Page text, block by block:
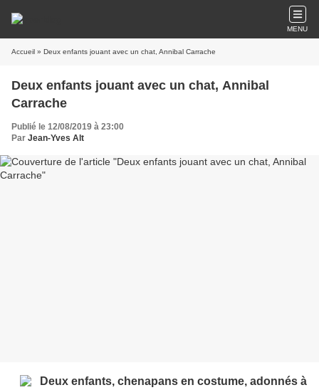
MENU
Accueil » Deux enfants jouant avec un chat, Annibal Carrache
Deux enfants jouant avec un chat, Annibal
Carrache
Publié le 12/08/2019 à 23:00
Par Jean-Yves Alt
Deux enfants, chenapans en costume, adonnés à